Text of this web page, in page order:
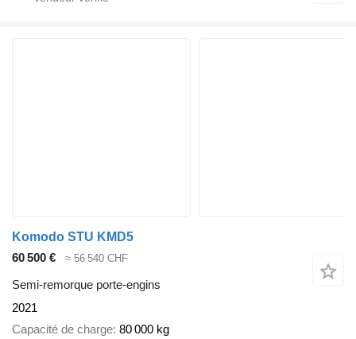
Komodo STU KMD5
60 500 €
≈ 56 540 CHF
Semi-remorque porte-engins
2021
Capacité de charge 80 000 kg